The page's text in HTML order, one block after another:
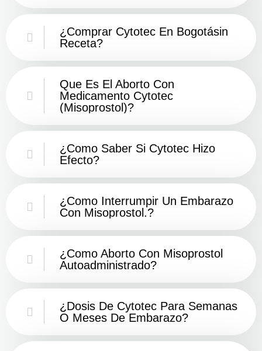
¿Comprar Cytotec En Bogotásin
Receta?
Que Es El Aborto Con
Medicamento Cytotec
(misoprostol)?
¿Como Saber Si Cytotec Hizo
Efecto?
¿como Interrumpir Un Embarazo
Con Misoprostol.?
¿Como Aborto Con Misoprostol
Autoadministrado?
¿Dosis De Cytotec Para Semanas
O Meses De Embarazo?